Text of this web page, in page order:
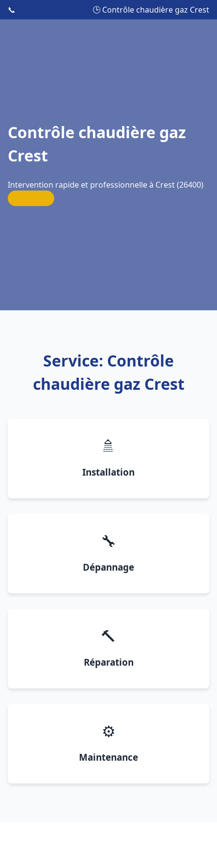
📞 🕒 Contrôle chaudière gaz Crest
Contrôle chaudière gaz
Crest
Intervention rapide et professionnelle à Crest (26400)
Service: Contrôle
chaudière gaz Crest
🚿
Installation
🔧
Dépannage
🔨
Réparation
⚙️
Maintenance